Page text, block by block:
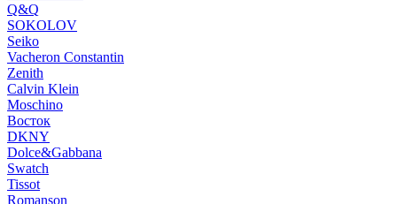
Q&Q
SOKOLOV
Seiko
Vacheron Constantin
Zenith
Calvin Klein
Moschino
Восток
DKNY
Dolce&Gabbana
Swatch
Tissot
Romanson